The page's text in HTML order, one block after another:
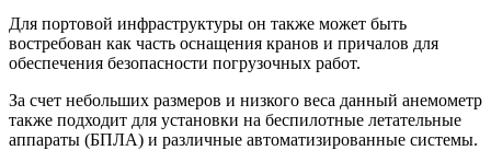
Для портовой инфраструктуры он также может быть
востребован как часть оснащения кранов и причалов для
обеспечения безопасности погрузочных работ.
За счет небольших размеров и низкого веса данный анемометр
также подходит для установки на беспилотные летательные
аппараты (БПЛА) и различные автоматизированные системы.